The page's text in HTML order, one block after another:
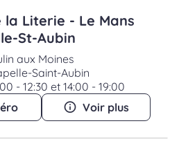
la Literie - Le Mans
St-Aubin
aux Moines
Saint-Aubin
- 12:30 et 14:00 - 19:00
Voir plus